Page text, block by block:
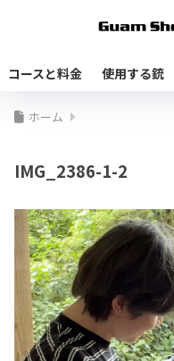
コースと料金 使用する銃
ホーム
IMG_2386-1-2